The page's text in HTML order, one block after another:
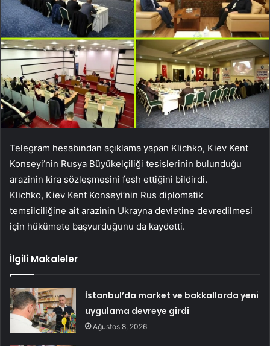
Telegram hesabından açıklama yapan Klichko, Kiev Kent
Konseyi’nin Rusya Büyükelçiliği tesislerinin bulunduğu
arazinin kira sözleşmesini fesh ettiğini bildirdi.
Klichko, Kiev Kent Konseyi’nin Rus diplomatik
temsilciliğine ait arazinin Ukrayna devletine devredilmesi
için hükümete başvurduğunu da kaydetti.
İlgili Makaleler
İstanbul’da market ve bakkallarda yeni
uygulama devreye girdi
Ağustos 8, 2026